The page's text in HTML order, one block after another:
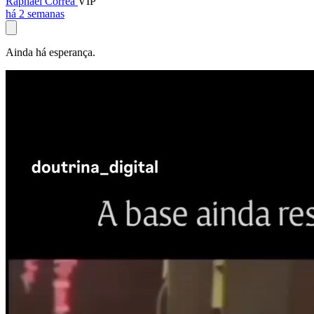
há 2 semanas
Ainda há esperança.